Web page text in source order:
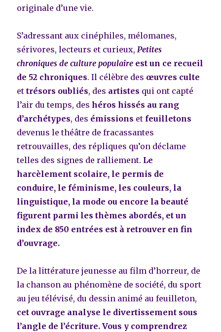
originale d’une vie.
S’adressant aux cinéphiles, mélomanes,
sérivores, lecteurs et curieux,Petites
chroniques de culture populaire est un ce recueil
de 52 chroniques. Il célèbre des œuvres culte
ettrésors oubliés, des artistes qui ont capté
l’air du temps, deshéros hissés au rang
d’archétypes, des émissions et feuilletons
devenus le théâtre de fracassantes
retrouvailles, des répliques qu’on déclame
telles des signes de ralliement. Le
harcèlement scolaire, le permis de
conduire, le féminisme, les couleurs, la
linguistique, la mode ou encore la beauté
figurent parmi les thèmes abordés, et un
index de 850 entrées est à retrouver en fin
d’ouvrage.
De la littérature jeunesse au film d’horreur, de
la chanson au phénomène de société, du sport
au jeu télévisé, du dessin animé au feuilleton,
cet ouvrage analyse le divertissement sous
l’angle de l’écriture. Vous y comprendrez